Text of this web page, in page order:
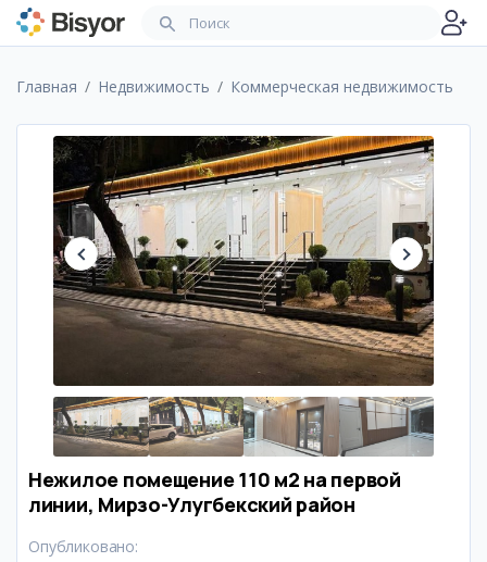
Главная Недвижимость Коммерческая недвижимость
Нежилое помещение 110 м2 на первой
линии, Мирзо-Улугбекский район
Опубликовано: